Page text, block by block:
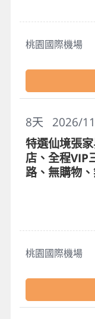
桃園國際機場
2026/
8天
特選仙境張
店、全程VIP
路、無購物
桃園國際機場